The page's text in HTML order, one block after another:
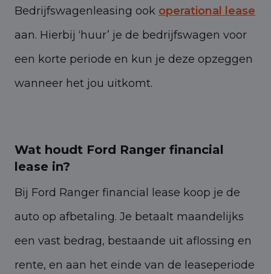
Bedrijfswagenleasing ook operational lease
aan. Hierbij ‘huur’ je de bedrijfswagen voor
een korte periode en kun je deze opzeggen
wanneer het jou uitkomt.
Wat houdt Ford Ranger financial
lease in?
Bij Ford Ranger financial lease koop je de
auto op afbetaling. Je betaalt maandelijks
een vast bedrag, bestaande uit aflossing en
rente, en aan het einde van de leaseperiode